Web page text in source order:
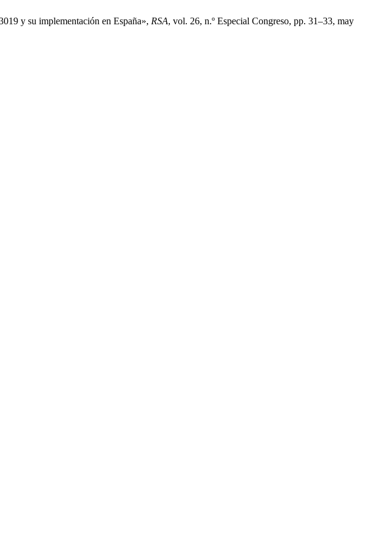
y su implementación en España», RSA, vol. 26, n.º Especial Congreso, pp. 31–33, may